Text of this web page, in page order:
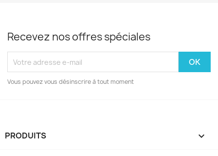
Recevez nos offres spéciales
Vous pouvez vous désinscrire à tout moment
PRODUITS 